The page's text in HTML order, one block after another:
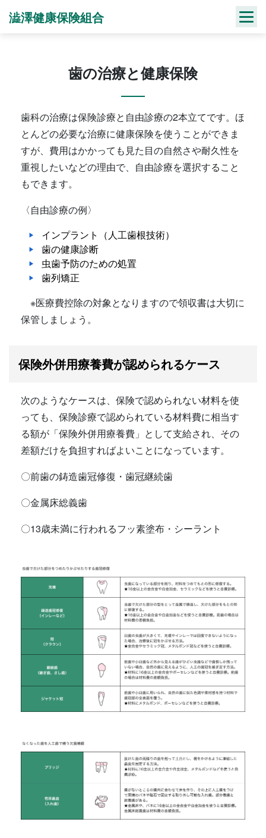
澁澤健康保険組合
歯の治療と健康保険
歯科の治療は保険診療と自由診療の2本立てです。ほ
とんどの必要な治療に健康保険を使うことができま
すが、費用はかかっても見た目の自然さや耐久性を
重視したいなどの理由で、自由診療を選択すること
もできます。
〈自由診療の例〉
インプラント（人工歯根技術）
歯の健康診断
虫歯予防のための処置
歯列矯正
※医療費控除の対象となりますので領収書は大切に
保管しましょう。
保険外併用療養費が認められるケース
次のようなケースは、保険で認められない材料を使
っても、保険診療で認められている材料費に相当す
る額が「保険外併用療養費」として支給され、その
差額だけを負担すればよいことになっています。
〇前歯の鋳造歯冠修復・歯冠継続歯
〇金属床総義歯
〇13歳未満に行われるフッ素塗布・シーラント